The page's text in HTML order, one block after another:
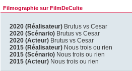
Filmographie sur FilmDeCulte
2020 (Réalisateur) Brutus vs Cesar
2020 (Scénario) Brutus vs Cesar
2020 (Acteur) Brutus vs Cesar
2015 (Réalisateur) Nous trois ou rien
2015 (Scénario) Nous trois ou rien
2015 (Acteur) Nous trois ou rien